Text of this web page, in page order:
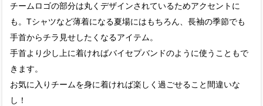
チームロゴの部分は丸くデザインされているためアクセントに
も。Tシャツなど薄着になる夏場にはもちろん、長袖の季節でも
手首からチラ見せしたくなるアイテム。
手首より少し上に着ければバイセプバンドのように使うこともで
きます。
お気に入りチームを身に着ければ楽しく過ごせること間違いな
し！